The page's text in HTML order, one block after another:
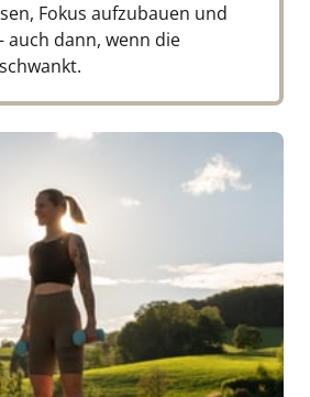
Fokus aufzubauen und
auch dann, wenn die